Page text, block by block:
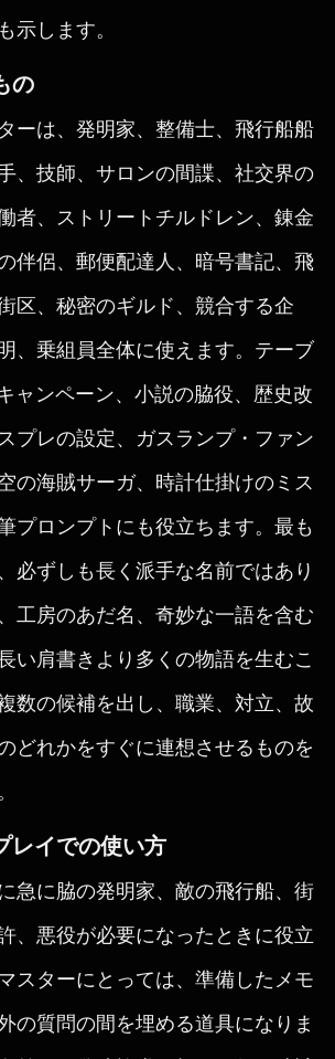
示します。
の
ーは、発明家、整備士、飛行船船
、技師、サロンの間諜、社交界の
者、ストリートチルドレン、錬金
伴侶、郵便配達人、暗号書記、飛
区、秘密のギルド、競合する企
、乗組員全体に使えます。テーブ
ャンペーン、小説の脇役、歴史改
プレの設定、ガスランプ・ファン
の海賊サーガ、時計仕掛けのミス
プロンプトにも役立ちます。最も
必ずしも長く派手な名前ではあり
工房のあだ名、奇妙な一語を含む
い肩書きより多くの物語を生むこ
数の候補を出し、職業、対立、故
どれかをすぐに連想させるものを
レイでの使い方
急に脇の発明家、敵の飛行船、街
、悪役が必要になったときに役立
スターにとっては、準備したメモ
の質問の間を埋める道具になりま